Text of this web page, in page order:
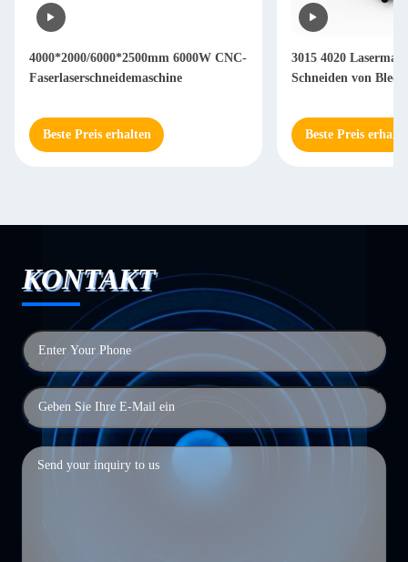
4000*2000/6000*2500mm 6000W CNC-
Faserlaserschneidemaschine
Beste Preis erhalten
3015 4020
Schneiden von
Beste Preis
KONTAKT